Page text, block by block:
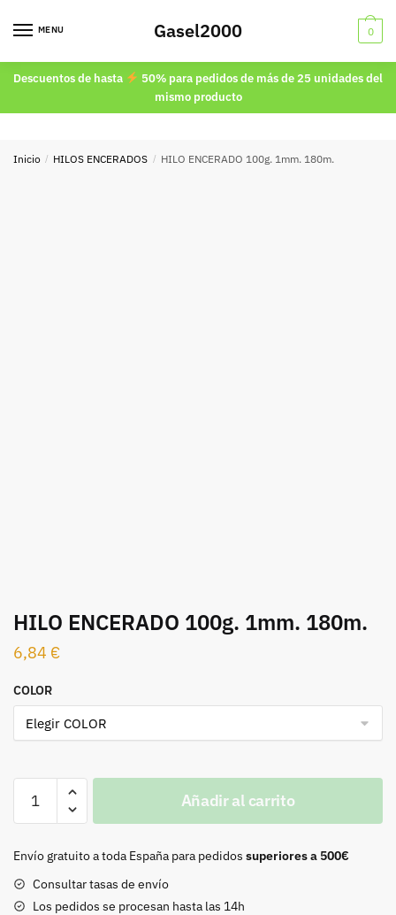
MENU Gasel2000 0
Descuentos de hasta
50% para pedidos de más de 25 unidades del
mismo producto
Inicio / HILOS ENCERADOS / HILO ENCERADO 100g. 1mm. 180m.
HILO ENCERADO 100g. 1mm. 180m.
6,84 €
COLOR
ENCERADO
1mm.
cantidad
Añadir al carrito
Envío gratuito a toda España para pedidos superiores a 500€
Consultar tasas de envío
Los pedidos se procesan hasta las 14h